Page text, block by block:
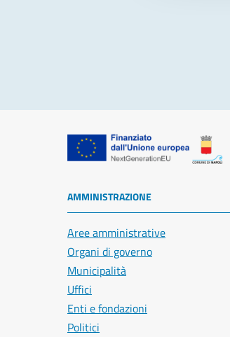
AMMINISTRAZIONE
Aree amministrative
Organi di governo
Municipalità
Uffici
Enti e fondazioni
Politici